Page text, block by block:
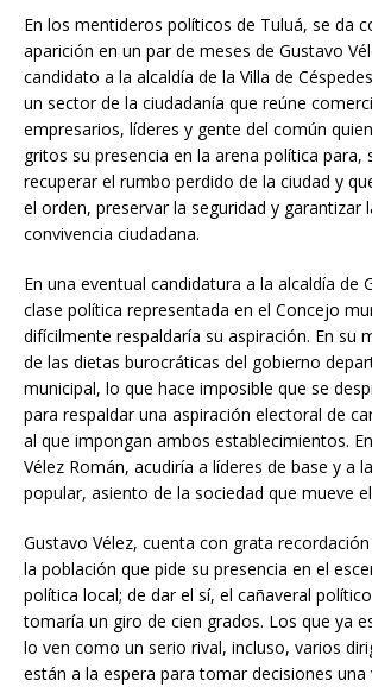
En los mentideros políticos de Tuluá, se da
aparición en un par de meses de Gustavo
candidato a la alcaldía de la Villa de
un sector de la ciudadanía que reúne
empresarios, líderes y gente del común
gritos su presencia en la arena política para,
recuperar el rumbo perdido de la ciudad y
el orden, preservar la seguridad y garantizar
convivencia ciudadana.
En una eventual candidatura a la alcaldía de
clase política representada en el Concejo
difícilmente respaldaría su aspiración. En su
de las dietas burocráticas del gobierno
municipal, lo que hace imposible que se
para respaldar una aspiración electoral de
al que impongan ambos establecimientos.
Vélez Román, acudiría a líderes de base y a
popular, asiento de la sociedad que mueve
Gustavo Vélez, cuenta con grata
la población que pide su presencia en el
política local; de dar el sí, el cañaveral
tomaría un giro de cien grados. Los que ya
lo ven como un serio rival, incluso, varios
están a la espera para tomar decisiones una